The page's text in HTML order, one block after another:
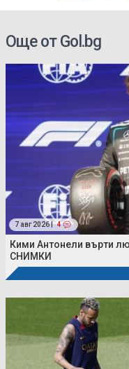
Още от Gol.bg
7 авг 2026 | 4
Кими Антонели върти
СНИМКИ